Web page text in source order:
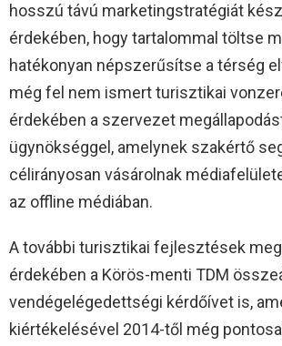
hosszú távú marketingstratégiát
érdekében, hogy tartalommal töltse
hatékonyan népszerűsítse a térség
még fel nem ismert turisztikai
érdekében a szervezet
ügynökséggel, amelynek szakértő
célirányosan vásárolnak
az offline médiában.
A további turisztikai fejlesztések
érdekében a Körös-menti TDM
vendégelégedettségi kérdőívet is,
kiértékelésével 2014-től még